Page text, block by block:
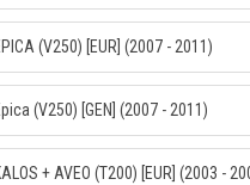
(V250) [EUR] (2007 - 2011)
(V250) [GEN] (2007 - 2011)
+ AVEO (T200) [EUR] (2003 -